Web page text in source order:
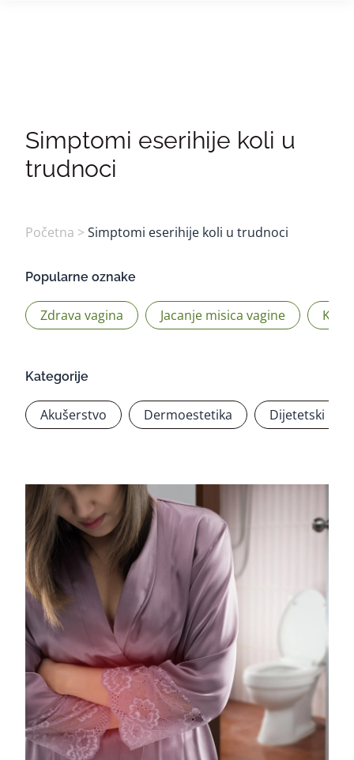
Simptomi eserihije koli u
trudnoci
Početna > Simptomi eserihije koli u trudnoci
Popularne oznake
Zdrava vagina Jacanje misica vagine
Kategorije
Akušerstvo Dermoestetika Dijetetski